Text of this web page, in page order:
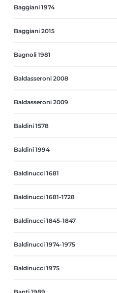
Baggiani 1974
Baggiani 2015
Bagnoli 1981
Baldasseroni 2008
Baldasseroni 2009
Baldini 1578
Baldini 1994
Baldinucci 1681
Baldinucci 1681-1728
Baldinucci 1845-1847
Baldinucci 1974-1975
Baldinucci 1975